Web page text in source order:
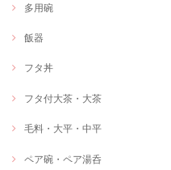
多用碗
飯器
フタ丼
フタ付大茶・大茶
毛料・大平・中平
ペア碗・ペア湯呑